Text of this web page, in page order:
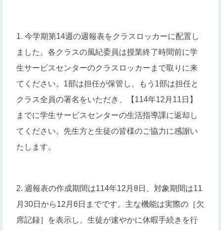
1. 今学期第14週の週報表をクラスロッカーに配置し
ました。各クラスの風紀委員は授業終了時間前に学
生サービスセンターのクラスロッカーまで取りに来
てください。1部は担任が保管し、もう1部は担任と
クラス全員の署名をいただき、【114年12月11日】
までに学生サービスセンターの生活指導課に返却し
てください。先生方と生徒の皆様のご協力に感謝い
たします。
2. 週報表の作成期間は114年12月8日、対象期間は11
月30日から12月6日までです。主な機能は実際の［欠
席記録］を表示し、生徒が速やかに休暇手続きを行